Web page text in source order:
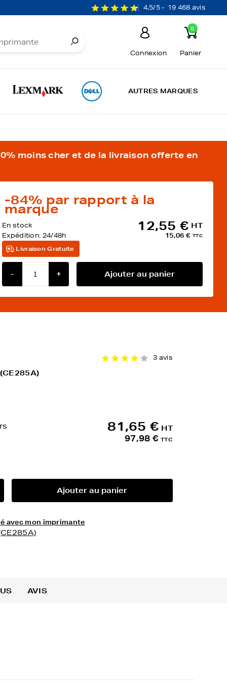
4,5/5 - 19 468 avis
Connexion
0
Panier
AUTRES MARQUES
moins cher et de la livraison offerte en
-84% par rapport à la
marque
En stock
Expédition: 24/48h
12,55 € HT
15,06 € TTC
Livraison Gratuite
- + Ajouter au panier
3 avis
81,65 € HT
97,98 € TTC
Ajouter au panier
avec mon imprimante
AVIS